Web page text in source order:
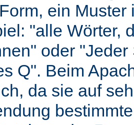
ein Muster
"alle Wörter,
oder
Q". Beim
da sie auf